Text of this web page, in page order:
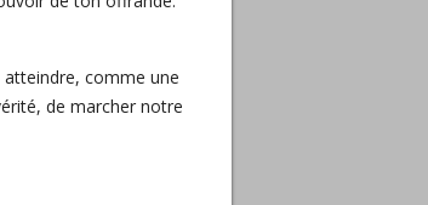
comme une
de marcher notre